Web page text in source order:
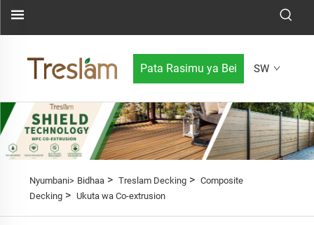
Pata Rasimu ya Bei SW
Nyumbani> Bidhaa> Treslam Decking> Composite
Decking> Ukuta wa Co-extrusion